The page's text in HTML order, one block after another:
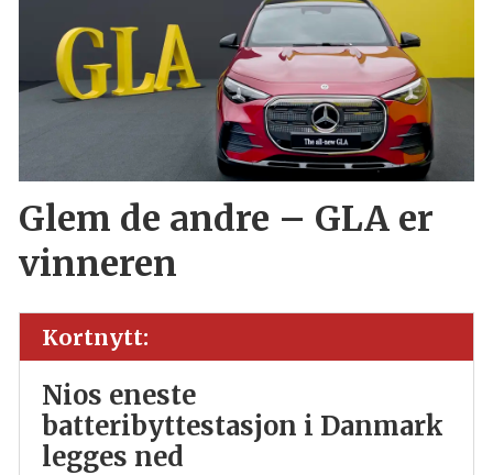
Glem de andre – GLA er
vinneren
Kortnytt:
Nios eneste
batteribyttestasjon i Danmark
legges ned